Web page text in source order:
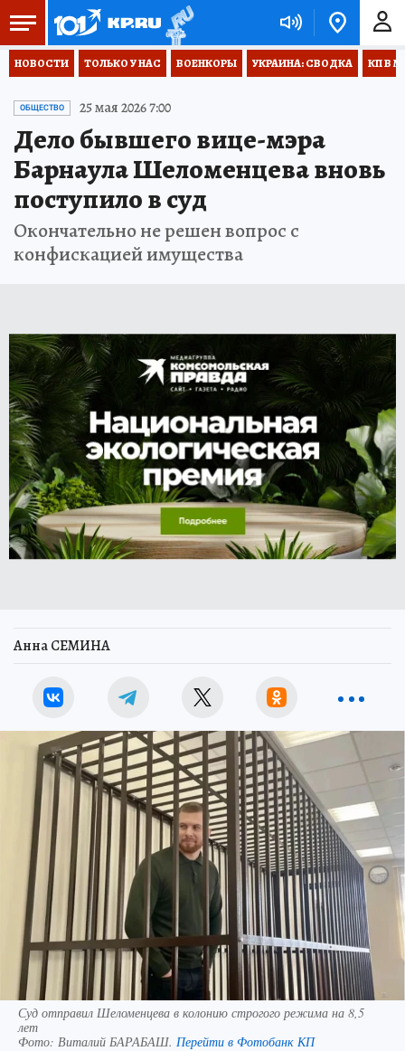
НОВОСТИ ТОЛЬКО У НАС ВОЕНКОРЫ УКРАИНА: СВОДКА КП В
ОБЩЕСТВО 25 мая 2026 7:00
Дело бывшего вице-мэра
Барнаула Шеломенцева вновь
поступило в суд
Окончательно не решен вопрос с
конфискацией имущества
Анна СЕМИНА
Суд отправил Шеломенцева в колонию строгого режима на 8,5
лет
Фото: Виталий БАРАБАШ. Перейти в Фотобанк КП